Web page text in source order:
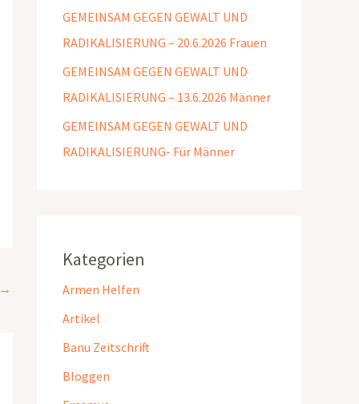
→
GEMEINSAM GEGEN GEWALT UND
RADIKALISIERUNG – 20.6.2026 Frauen
GEMEINSAM GEGEN GEWALT UND
RADIKALISIERUNG – 13.6.2026 Männer
GEMEINSAM GEGEN GEWALT UND
RADIKALISIERUNG- Für Männer
Kategorien
Armen Helfen
Artikel
Banu Zeitschrift
Bloggen